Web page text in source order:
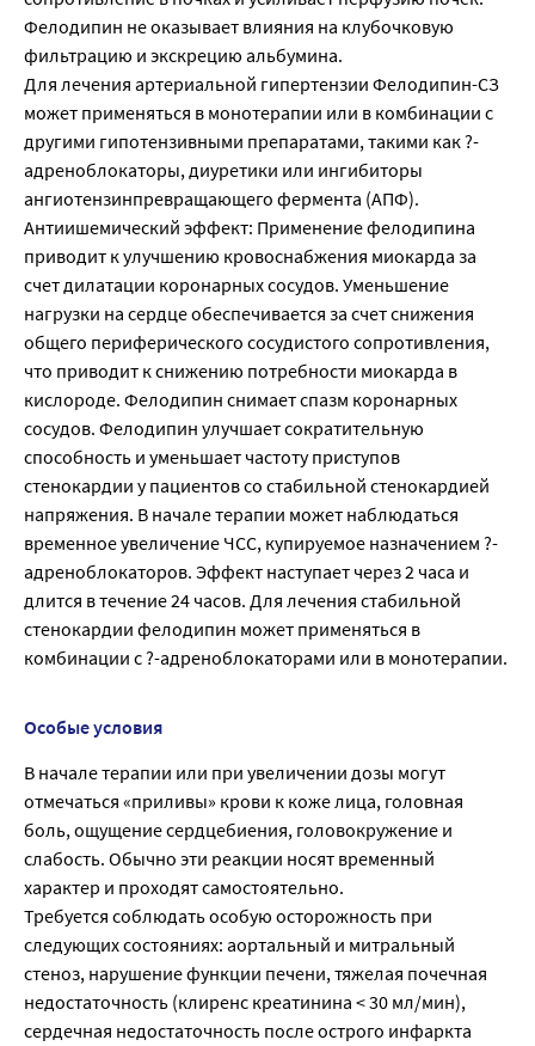
Фелодипин не оказывает влияния на клубочковую
фильтрацию и экскрецию альбумина.
Для лечения артериальной гипертензии Фелодипин-СЗ
может применяться в монотерапии или в комбинации с
другими гипотензивными препаратами, такими как ?-
адреноблокаторы, диуретики или ингибиторы
ангиотензинпревращающего фермента (АПФ).
Антиишемический эффект: Применение фелодипина
приводит к улучшению кровоснабжения миокарда за
счет дилатации коронарных сосудов. Уменьшение
нагрузки на сердце обеспечивается за счет снижения
общего периферического сосудистого сопротивления,
что приводит к снижению потребности миокарда в
кислороде. Фелодипин снимает спазм коронарных
сосудов. Фелодипин улучшает сократительную
способность и уменьшает частоту приступов
стенокардии у пациентов со стабильной стенокардией
напряжения. В начале терапии может наблюдаться
временное увеличение ЧСС, купируемое назначением ?-
адреноблокаторов. Эффект наступает через 2 часа и
длится в течение 24 часов. Для лечения стабильной
стенокардии фелодипин может применяться в
комбинации с ?-адреноблокаторами или в монотерапии.
Особые условия
В начале терапии или при увеличении дозы могут
отмечаться «приливы» крови к коже лица, головная
боль, ощущение сердцебиения, головокружение и
слабость. Обычно эти реакции носят временный
характер и проходят самостоятельно.
Требуется соблюдать особую осторожность при
следующих состояниях: аортальный и митральный
стеноз, нарушение функции печени, тяжелая почечная
недостаточность (клиренс креатинина < 30 мл/мин),
сердечная недостаточность после острого инфаркта